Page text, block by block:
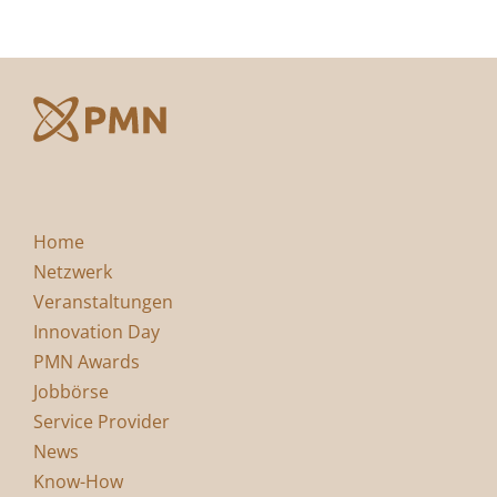
Home
Netzwerk
Veranstaltungen
Innovation Day
PMN Awards
Jobbörse
Service Provider
News
Know-How